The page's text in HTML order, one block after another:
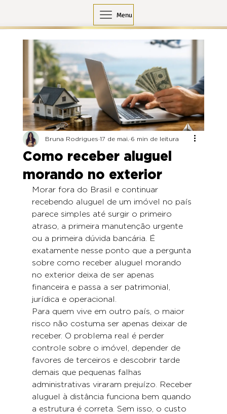
Menu
Como receber aluguel
morando no exterior
Bruna Rodrigues 17 de mai. 6 min de leitura
Morar fora do Brasil e continuar
recebendo aluguel de um imóvel no país
parece simples até surgir o primeiro
atraso, a primeira manutenção urgente
ou a primeira dúvida bancária. É
exatamente nesse ponto que a pergunta
sobre como receber aluguel morando
no exterior deixa de ser apenas
financeira e passa a ser patrimonial,
jurídica e operacional.
Para quem vive em outro país, o maior
risco não costuma ser apenas deixar de
receber. O problema real é perder
controle sobre o imóvel, depender de
favores de terceiros e descobrir tarde
demais que pequenas falhas
administrativas viraram prejuízo. Receber
aluguel à distância funciona bem quando
a estrutura é correta. Sem isso, o custo